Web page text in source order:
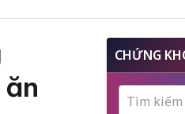
CHỨNG
Tìm kiếm